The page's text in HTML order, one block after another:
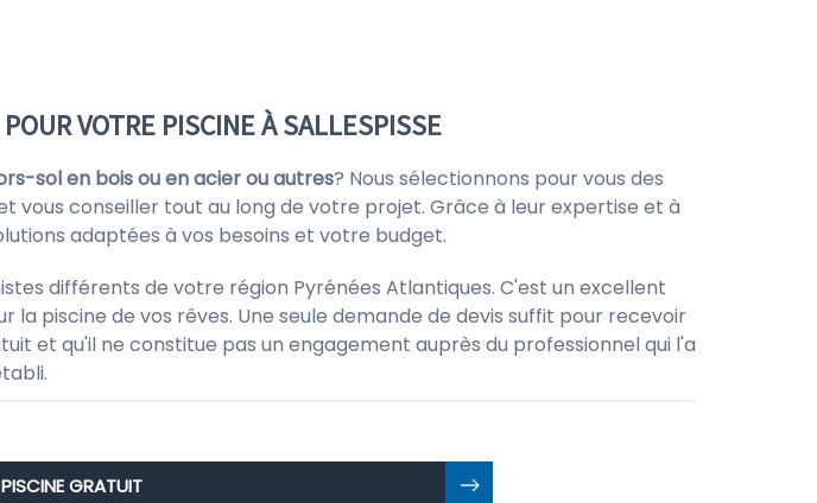
VOTRE PISCINE À SALLESPISSE
sol en bois ou en acier ou autres? Nous sélectionnons pour vous des
vous conseiller tout au long de votre projet. Grâce à leur expertise et à
adaptées à vos besoins et votre budget.
différents de votre région Pyrénées Atlantiques. C'est un excellent
piscine de vos rêves. Une seule demande de devis suffit pour recevoir
et qu'il ne constitue pas un engagement auprès du professionnel qui l'a
GRATUIT